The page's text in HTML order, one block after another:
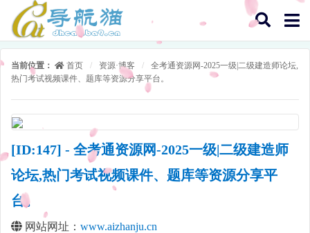
当前位置： 首页 / 资源·博客 /
全考通资源网-2025一级|二级建造师论坛,
热门考试视频课件、题库等资源分享平台。
[ID:147] - 全考通资源网-2025一级|二级建造师
论坛,热门考试视频课件、题库等资源分享平
台。
网站网址： www.aizhanju.cn